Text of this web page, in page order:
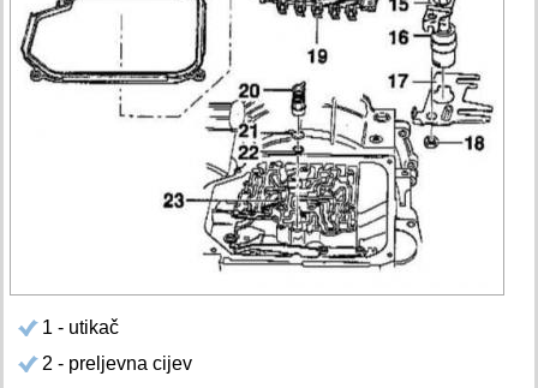
1 - utikač
2 - preljevna cijev